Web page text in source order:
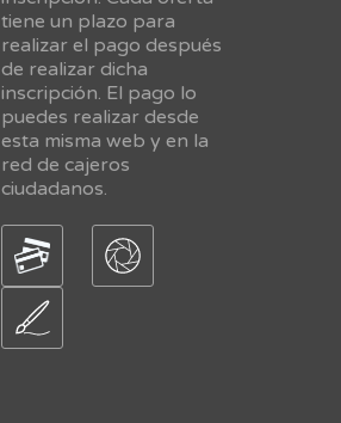
tiene un plazo para
realizar el pago después
de realizar dicha
inscripción. El pago lo
puedes realizar desde
esta misma web y en la
red de cajeros
ciudadanos.